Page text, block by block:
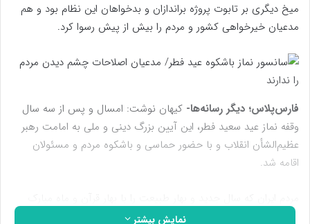
میخ دیگری بر تابوت پروژه براندازان و بدخواهان این نظام بود و هم
مدعیان خیرخواهی کشور و مردم را بیش از پیش رسوا کرد.
فارس‌پلاس؛ دیگر رسانه‌ها- کیهان نوشت: امسال ‌و پس از سه سال
وقفه نماز عید سعید فطر، این آیین بزرگ دینی و ملی به امامت رهبر
عظیم‌الشأن انقلاب و با حضور حماسی و باشکوه مردم و مسئولان
اقامه شد.
رمضان آغاز و با برگزاری محافل و مجالس قرآنی و شبهای احیای
نمایش بیشتر